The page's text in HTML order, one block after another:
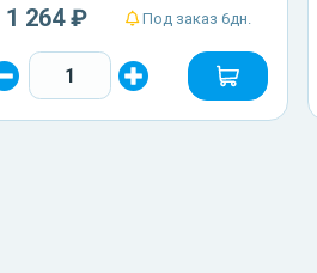
1 264 ₽ Под заказ 6дн.